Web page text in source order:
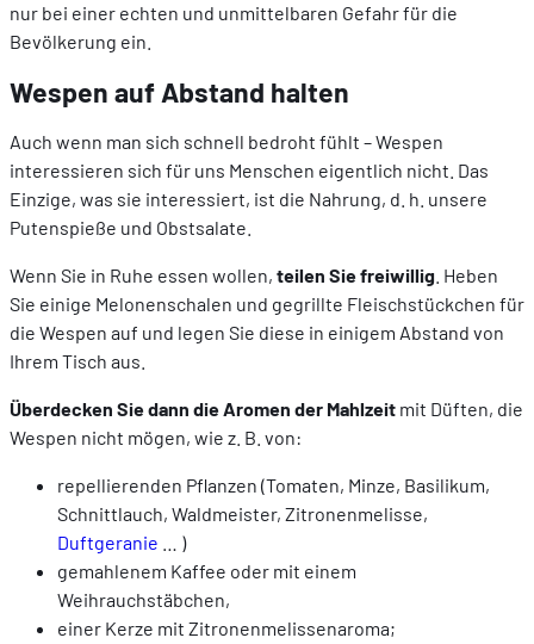
nur bei einer echten und unmittelbaren Gefahr für die
Bevölkerung ein.
Wespen auf Abstand halten
Auch wenn man sich schnell bedroht fühlt – Wespen
interessieren sich für uns Menschen eigentlich nicht. Das
Einzige, was sie interessiert, ist die Nahrung, d. h. unsere
Putenspieße und Obstsalate.
Wenn Sie in Ruhe essen wollen, teilen Sie freiwillig . Heben
Sie einige Melonenschalen und gegrillte Fleischstückchen für
die Wespen auf und legen Sie diese in einigem Abstand von
Ihrem Tisch aus.
Überdecken Sie dann die Aromen der Mahlzeit mit Düften, die
Wespen nicht mögen, wie z. B. von:
repellierenden Pflanzen (Tomaten, Minze, Basilikum,
Schnittlauch, Waldmeister, Zitronenmelisse,
Duftgeranie … )
gemahlenem Kaffee oder mit einem
Weihrauchstäbchen,
einer Kerze mit Zitronenmelissenaroma;